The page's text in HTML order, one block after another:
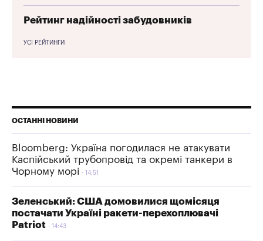
Рейтинг надійності забудовників
УСІ РЕЙТИНГИ
ОСТАННІ НОВИНИ
Bloomberg: Україна погодилася не атакувати
Каспійський трубопровід та окремі танкери в
Чорному морі
14:51
Зеленський: США домовилися щомісяця
постачати Україні ракети-перехоплювачі
Patriot
14:43